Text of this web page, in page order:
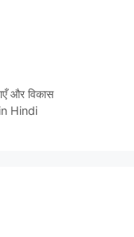
और विकास
Hindi